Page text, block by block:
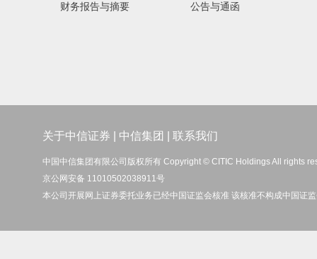
财务报告与摘要
公告与通函
关于中信证券 中信集团 联系我们
中国中信集团有限公司版权所有 Copyright © CITIC Holdings All rights
京公网安备 11010502038911号
本公司开展网上证券委托业务已经中国证监会核准 该核准不构成中国证